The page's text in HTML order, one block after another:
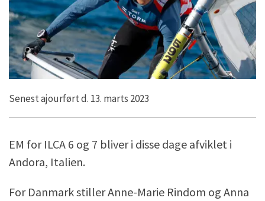
Senest ajourført d. 13. marts 2023
EM for ILCA 6 og 7 bliver i disse dage afviklet i
Andora, Italien.
For Danmark stiller Anne-Marie Rindom og Anna